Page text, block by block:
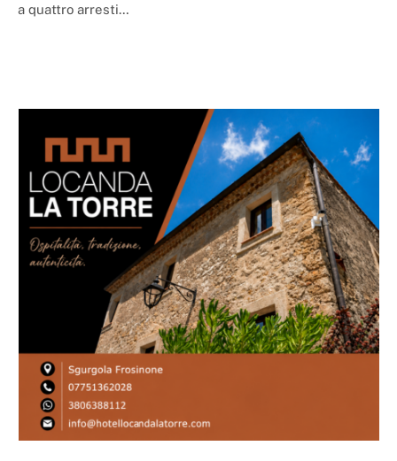
a quattro arresti…